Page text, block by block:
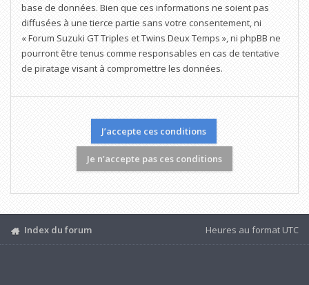
base de données. Bien que ces informations ne soient pas
diffusées à une tierce partie sans votre consentement, ni
« Forum Suzuki GT Triples et Twins Deux Temps », ni phpBB ne
pourront être tenus comme responsables en cas de tentative
de piratage visant à compromettre les données.
Index du forum Heures au format UTC